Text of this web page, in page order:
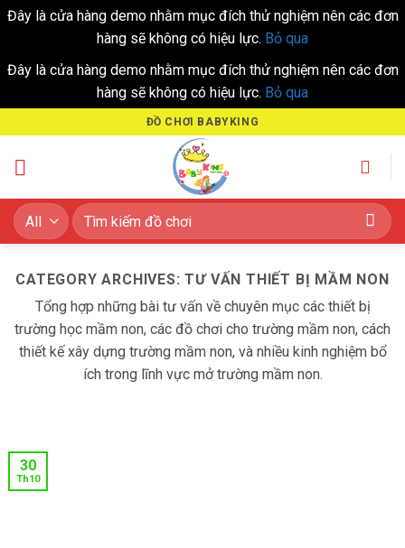
Đây là cửa hàng demo nhằm mục đích thử nghiệm nên các đơn
hàng sẽ không có hiệu lực. Bỏ qua
Đây là cửa hàng demo nhằm mục đích thử nghiệm nên các đơn
hàng sẽ không có hiệu lực. Bỏ qua
to
content
ĐỒ CHƠI BABYKING
Tìm
kiếm:
CATEGORY ARCHIVES:TƯ VẤN THIẾT BỊ MẦM NON
Tổng hợp những bài tư vấn về chuyên mục các thiết bị
trường học mầm non, các đồ chơi cho trường mầm non, cách
thiết kế xây dựng trường mầm non, và nhiều kinh nghiệm bổ
ích trong lĩnh vực mở trường mầm non.
30
Th10